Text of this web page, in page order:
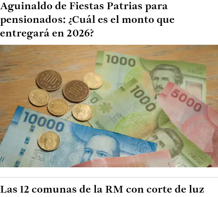
Aguinaldo de Fiestas Patrias para
pensionados: ¿Cuál es el monto que
entregará en 2026?
Las 12 comunas de la RM con corte de luz